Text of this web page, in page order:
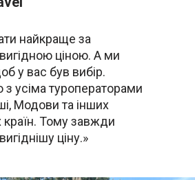
найкраще за
ціною. А ми
у вас був вибір.
усіма туроператорами
Модови та інших
Тому завжди
ціну.»